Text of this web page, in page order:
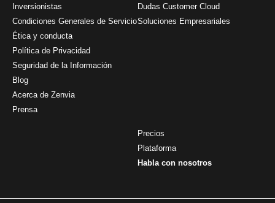
Inversionistas
Condiciones Generales de Servicio
Ética y conducta
Política de Privacidad
Seguridad de la Información
Blog
Acerca de Zenvia
Prensa
Dudas Customer Cloud
Soluciones Empresariales
Precios
Plataforma
Habla con nosotros